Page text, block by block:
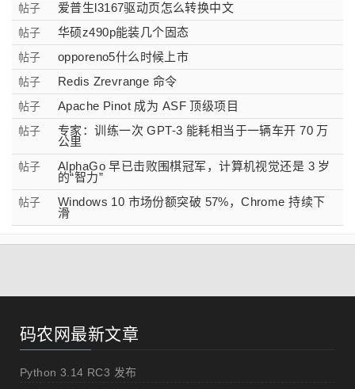
帖子 爱普生l3167驱动页怎么转换中文
帖子 华硕z490p能装几个固态
帖子 opporeno5什么时候上市
帖子 Redis Zrevrange 命令
帖子 Apache Pinot 成为 ASF 顶级项目
帖子
专家：训练一次 GPT-3 能耗相当于一辆车开 70 万
公里
帖子
AlphaGo 早已击败围棋冠军，计算机视觉还是 3 岁
的“智力”
帖子
Windows 10 市场份额突破 57%，Chrome 持续下
滑
码农网最新文章
Python 3.14 RC3 发布